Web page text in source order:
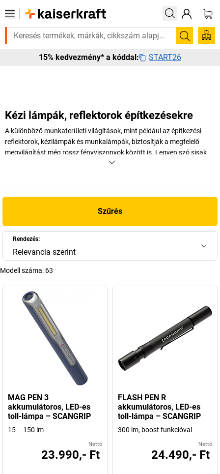
rá? Válogatott bestseller termékeinket 3–4 munkanapon belül
Keresés
15% kedvezmény* a kóddal: START26
Kézi lámpák, reflektorok építkezésekre
A különböző munkaterületi világítások, mint például az építkezési
reflektorok, kézilámpák és munkalámpák, biztosítják a megfelelő
megvilágítást még rossz fényviszonyok között is. Legyen szó sisak
lámpáról vagy akkumulátoros reflektorokról, fedezze fel a széles
Szűrés
Rendezés:
Relevancia szerint
Modell száma: 63
MAG PEN 3
akkumulátoros, LED-es
toll-lámpa – SCANGRIP
15 – 150 lm
Nettó
23.990,- Ft
FLASH PEN R
akkumulátoros, LED-es
toll-lámpa – SCANGRIP
300 lm, boost funkcióval
Nettó
24.490,- Ft